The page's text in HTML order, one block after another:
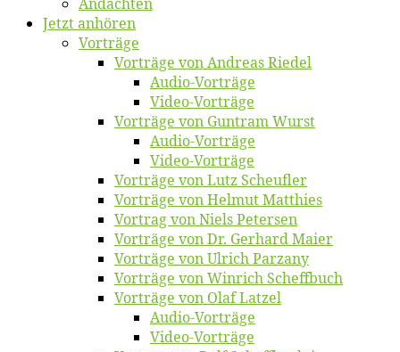
Jetzt an­hö­ren
Vor­trä­ge
Vor­trä­ge von An­dre­as Riedel
Au­dio-Vor­trä­ge
Vi­deo-Vor­trä­ge
Vor­trä­ge von Gun­tram Wurst
Au­dio-Vor­trä­ge
Vi­deo-Vor­trä­ge
Vor­trä­ge von Lutz Scheufler
Vor­trä­ge von Hel­mut Matthies
Vor­trag von Niels Petersen
Vor­trä­ge von Dr. Ger­hard Maier
Vor­trä­ge von Ul­rich Parzany
Vor­trä­ge von Win­rich Scheffbuch
Vor­trä­ge von Olaf Latzel
Au­dio-Vor­trä­ge
Vi­deo-Vor­trä­ge